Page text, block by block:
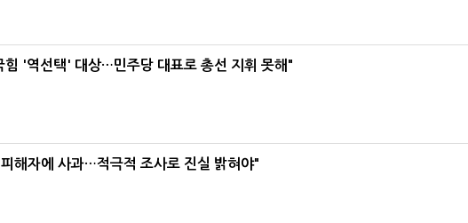
힘 '역선택' 대상…민주당 대표로 총선 지휘 못해"
해자에 사과…적극적 조사로 진실 밝혀야"